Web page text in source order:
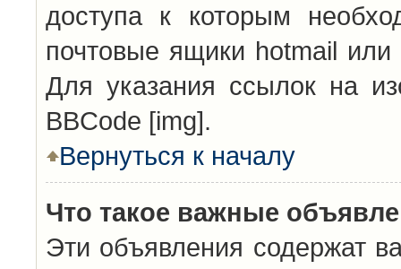
доступа к которым
почтовые ящики hotmail
Для указания ссылок на
BBCode [img].
Вернуться к началу
Что такое важные
Эти объявления содержат